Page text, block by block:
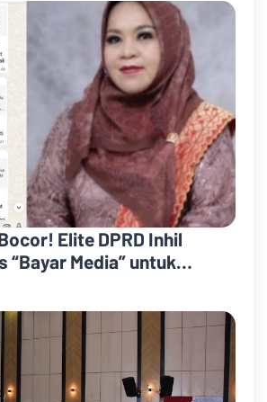
Elite DPRD Inhil
“Bayar Media” untuk